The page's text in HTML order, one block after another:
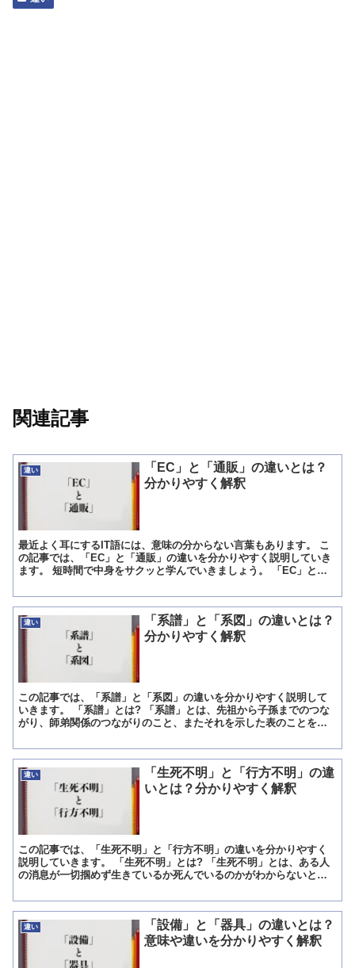
関連記事
違い
「EC」と「通販」の違いとは？
分かりやすく解釈
最近よく耳にするIT語には、意味の分からない言葉もあります。 こ
の記事では、「EC」と「通販」の違いを分かりやすく説明していき
ます。 短時間で中身をサクッと学んでいきましょう。 「EC」とは?
違い
「系譜」と「系図」の違いとは？
分かりやすく解釈
この記事では、「系譜」と「系図」の違いを分かりやすく説明して
いきます。 「系譜」とは? 「系譜」とは、先祖から子孫までのつな
がり、師弟関係のつながりのこと、またそれを示した表のことを意
違い
「生死不明」と「行方不明」の違
いとは？分かりやすく解釈
この記事では、「生死不明」と「行方不明」の違いを分かりやすく
説明していきます。 「生死不明」とは? 「生死不明」とは、ある人
の消息が一切掴めず生きているか死んでいるのかがわからないとい
違い
「設備」と「器具」の違いとは？
意味や違いを分かりやすく解釈